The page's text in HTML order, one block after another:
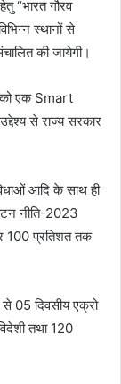
“भारत गौरव
स्थानों से
की जायेगी।
को एक Smart
से राज्य सरकार
आदि के साथ ही
नीति-2023
100 प्रतिशत तक
से 05 दिवसीय एक्रो
तथा 120